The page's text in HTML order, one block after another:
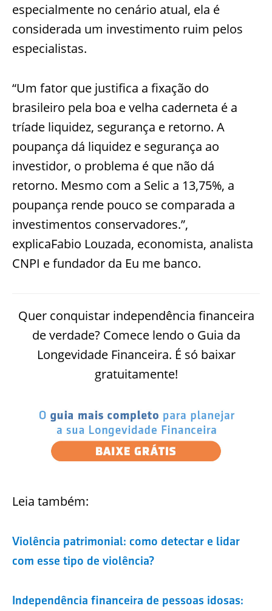
especialmente no cenário atual, ela é
considerada um investimento ruim pelos
especialistas.
“Um fator que justifica a fixação do
brasileiro pela boa e velha caderneta é a
tríade liquidez, segurança e retorno. A
poupança dá liquidez e segurança ao
investidor, o problema é que não dá
retorno. Mesmo com a Selic a 13,75%, a
poupança rende pouco se comparada a
investimentos conservadores.”,
explicaFabio Louzada, economista, analista
CNPI e fundador da Eu me banco.
Quer conquistar independência financeira
de verdade? Comece lendo o Guia da
Longevidade Financeira. É só baixar
gratuitamente!
Leia também:
Violência patrimonial: como detectar e lidar
com esse tipo de violência?
Independência financeira de pessoas idosas: